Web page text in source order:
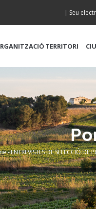
| Seu
TERRITORI
-ENTREVISTES DE SELECCIÓ DE